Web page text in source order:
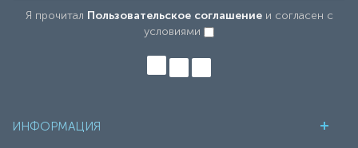
Я прочитал Пользовательское соглашениеи согласен с
условиями
ИНФОРМАЦИЯ